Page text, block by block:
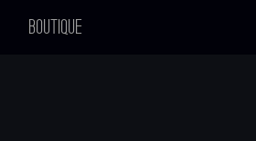
BOUTIQUE